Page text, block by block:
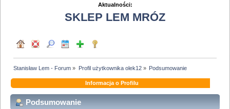
Aktualności:
SKLEP LEM MRÓZ
Stanisław Lem - Forum » Profil użytkownika olek12» Podsumowanie
Informacja o Profilu
Podsumowanie